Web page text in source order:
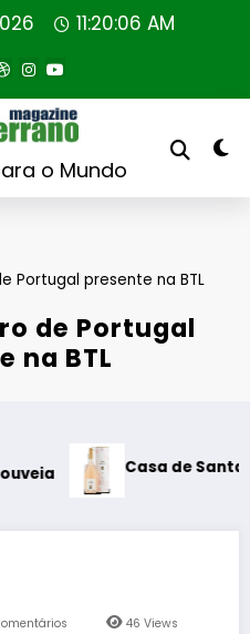
11:20:06 AM
o Mundo
Portugal presente na BTL
de Portugal
na BTL
Casa de Santar Vinhos
46Views